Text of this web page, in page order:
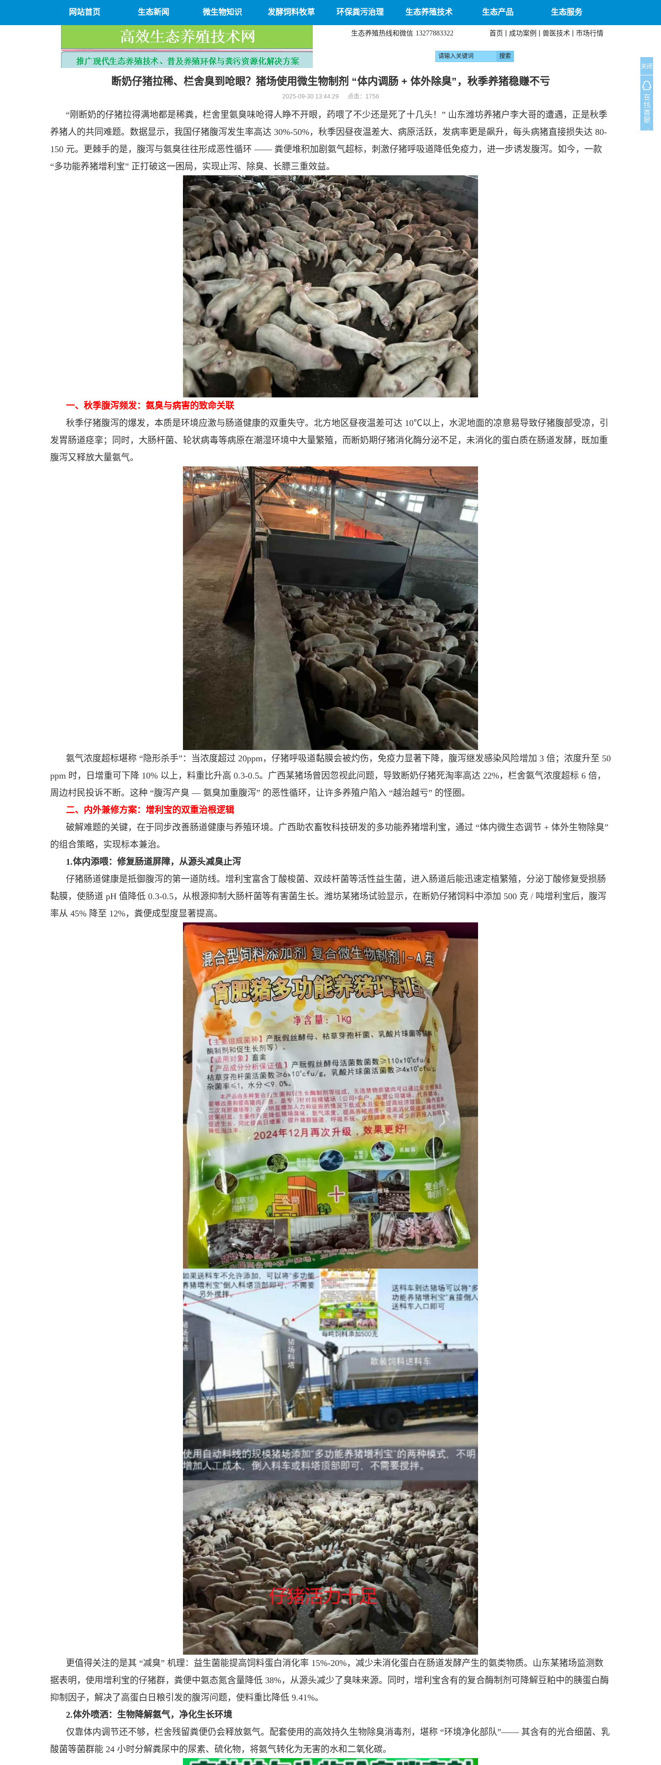
网站首页 生态新闻 微生物知识 发酵饲料牧草 环保粪污治理 生态养殖技术 生态产品 生态服务
首页 | 成功案例 | 兽医技术 | 市场行情
生态养殖热线和微信 13277883322
断奶仔猪拉稀、栏舍臭到呛眼？猪场使用微生物制剂 “体内调肠 + 体外除臭”，秋季养猪稳赚不亏
2025-09-30 13:44:29 点击： 1756
“刚断奶的仔猪拉得满地都是稀粪，栏舍里氨臭味呛得人睁不开眼，药喂了不少还是死了十几头！” 山东潍坊养猪户李大哥的遭遇，正是秋季
养猪人的共同难题。数据显示，我国仔猪腹泻发生率高达 30%-50%，秋季因昼夜温差大、病原活跃，发病率更是飙升，每头病猪直接损失达 80-
150 元。更棘手的是，腹泻与氨臭往往形成恶性循环 —— 粪便堆积加剧氨气超标，刺激仔猪呼吸道降低免疫力，进一步诱发腹泻。如今，一款
“多功能养猪增利宝” 正打破这一困局，实现止泻、除臭、长膘三重效益。
一、秋季腹泻频发：氨臭与病害的致命关联
秋季仔猪腹泻的爆发，本质是环境应激与肠道健康的双重失守。北方地区昼夜温差可达 10℃以上，水泥地面的凉意易导致仔猪腹部受凉，引
发胃肠道痉挛；同时，大肠杆菌、轮状病毒等病原在潮湿环境中大量繁殖，而断奶期仔猪消化酶分泌不足，未消化的蛋白质在肠道发酵，既加重
腹泻又释放大量氨气。
氨气浓度超标堪称 “隐形杀手”：当浓度超过 20ppm，仔猪呼吸道黏膜会被灼伤，免疫力显著下降，腹泻继发感染风险增加 3 倍；浓度升至 50
ppm 时，日增重可下降 10% 以上，料重比升高 0.3-0.5。广西某猪场曾因忽视此问题，导致断奶仔猪死淘率高达 22%，栏舍氨气浓度超标 6 倍，
周边村民投诉不断。这种 “腹泻产臭 — 氨臭加重腹泻” 的恶性循环，让许多养殖户陷入 “越治越亏” 的怪圈。
二、内外兼修方案：增利宝的双重治根逻辑
破解难题的关键，在于同步改善肠道健康与养殖环境。广西助农畜牧科技研发的多功能养猪增利宝，通过 “体内微生态调节 + 体外生物除臭”
的组合策略，实现标本兼治。
1.体内添喂：修复肠道屏障，从源头减臭止泻
仔猪肠道健康是抵御腹泻的第一道防线。增利宝富含丁酸梭菌、双歧杆菌等活性益生菌，进入肠道后能迅速定植繁殖，分泌丁酸修复受损肠
黏膜，使肠道 pH 值降低 0.3-0.5，从根源抑制大肠杆菌等有害菌生长。潍坊某猪场试验显示，在断奶仔猪饲料中添加 500 克 / 吨增利宝后，腹泻
率从 45% 降至 12%，粪便成型度显著提高。
更值得关注的是其 “减臭” 机理：益生菌能提高饲料蛋白消化率 15%-20%，减少未消化蛋白在肠道发酵产生的氨类物质。山东某猪场监测数
据表明，使用增利宝的仔猪群，粪便中氨态氮含量降低 38%，从源头减少了臭味来源。同时，增利宝含有的复合酶制剂可降解豆粕中的胰蛋白酶
抑制因子，解决了高蛋白日粮引发的腹泻问题，使料重比降低 9.41%。
2.体外喷洒：生物降解氨气，净化生长环境
仅靠体内调节还不够，栏舍残留粪便仍会释放氨气。配套使用的高效持久生物除臭消毒剂，堪称 “环境净化部队”—— 其含有的光合细菌、乳
酸菌等菌群能 24 小时分解粪尿中的尿素、硫化物，将氨气转化为无害的水和二氧化碳。
关闭